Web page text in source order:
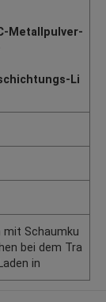
Metallpulver-
Li
mit Schaumku
bei dem Tra
in